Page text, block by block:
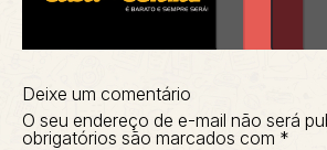
Deixe um comentário
O seu endereço de e-mail não será
obrigatórios são marcados com *